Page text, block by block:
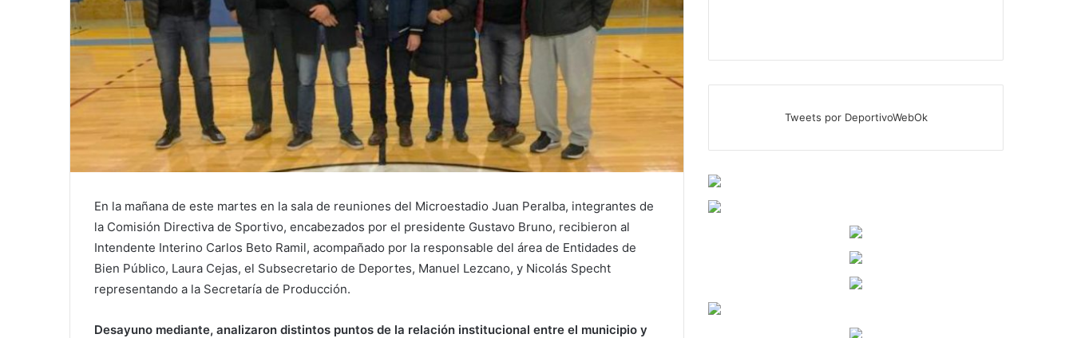
En la mañana de este martes en la sala de reuniones del Microestadio Juan Peralba, integrantes de
la Comisión Directiva de Sportivo, encabezados por el presidente Gustavo Bruno, recibieron al
Intendente Interino Carlos Beto Ramil, acompañado por la responsable del área de Entidades de
Bien Público, Laura Cejas, el Subsecretario de Deportes, Manuel Lezcano, y Nicolás Specht
representando a la Secretaría de Producción.
Desayuno mediante, analizaron distintos puntos de la relación institucional entre el municipio y
Tweets por DeportivoWebOk